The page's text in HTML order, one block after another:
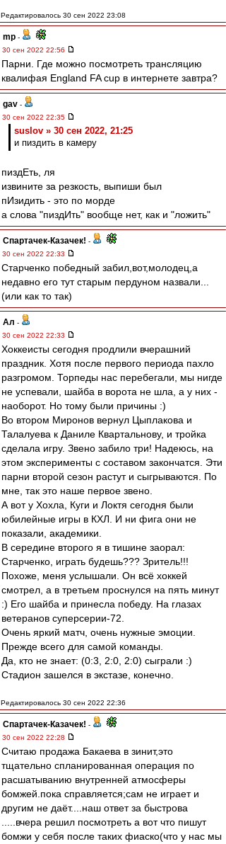
Редактировалось 30 сен 2022 23:08
mp -
30 сен 2022 22:56
Парни. Где можно посмотреть трансляцию
квалифая England FA cup в интернете завтра?
gav -
30 сен 2022 22:35
suslov » 30 сен 2022, 21:25
и пиздить в камеру
пиздЕть, ля
извините за резкость, выпиши был
пИзидить - это по морде
а слова "пиздИть" вообще нет, как и "ложить"
Спартачек-Казачек! -
30 сен 2022 22:33
Старченко победный забил,вот,молодец,а
недавно его тут старым пердуном назвали...
(или как то так)
Ал -
30 сен 2022 22:33
Хоккеисты сегодня продлили вчерашний
праздник. Хотя после первого периода пахло
разгромом. Торпеды нас перебегали, мы нигде
не успевали, шайба в ворота не шла, а у них -
наоборот. Но тому были причины :)
Во втором Миронов вернул Цыплакова и
Талалуева к Даниле Квартальнову, и тройка
сделала игру. Звено забило три! Надеюсь, на
этом эксперименты с составом закончатся. Эти
парни второй сезон растут и сыгрываются. По
мне, так это наше первое звено.
А вот у Хохла, Куги и Локтя сегодня были
юбилейные игры в КХЛ. И ни фига они не
показали, академики.
В середине второго я в тишине заорал:
Старченко, играть будешь??? Зритель!!!
Похоже, меня услышали. Он всё хоккей
смотрел, а в третьем проснулся на пять минут
:) Его шайба и принесла победу. На глазах
ветеранов суперсерии-72.
Очень яркий матч, очень нужные эмоции.
Прежде всего для самой команды.
Да, кто не знает: (0:3, 2:0, 2:0) сыграли :)
Стадион зашелся в экстазе, конечно.
Редактировалось 30 сен 2022 22:36
Спартачек-Казачек! -
30 сен 2022 22:28
Считаю продажа Бакаева в зинит,это
тщательно спланированная операция по
расшатыванию внутренней атмосферы
бомжей.пока справляется;сам не играет и
другим не даёт....наш ответ за быстрова
.....вчера решил посмотреть а вот что пишут
бомжи у себя после таких фиаско(что у нас мы